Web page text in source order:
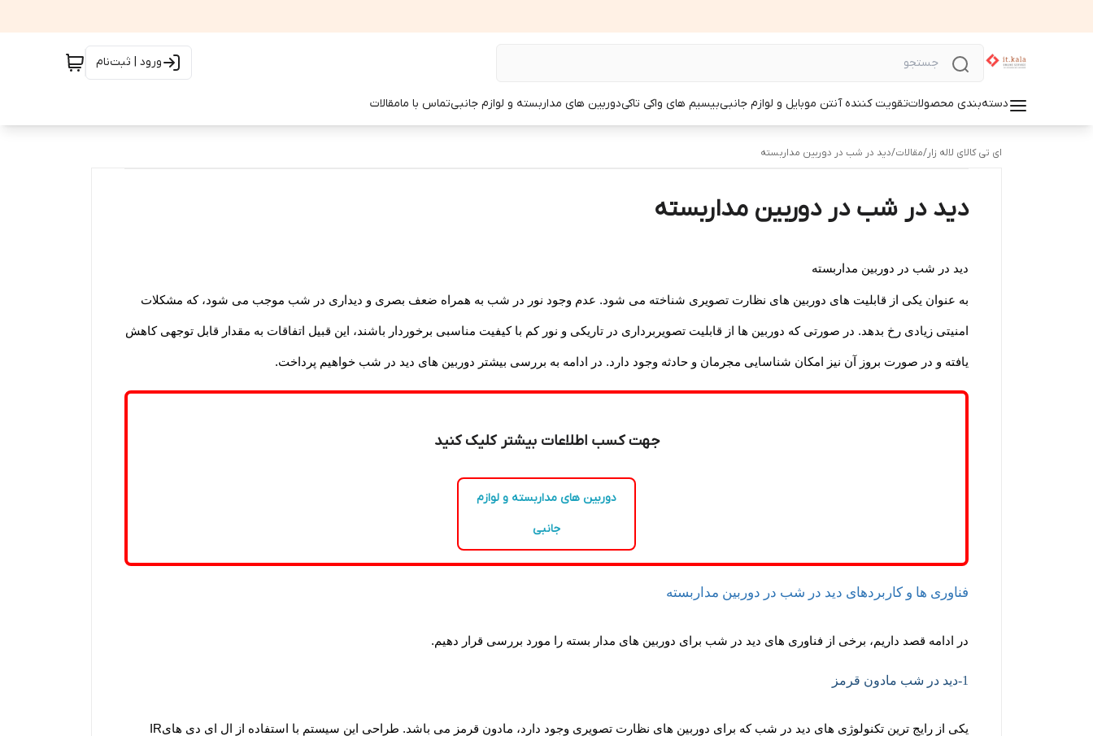
ورود | ثبت‌نام
دسته‌بندی محصولاتتقویت کننده آنتن موبایل و لوازم جانبیبیسیم های واکی تاکیدوربین های مداربسته و لوازم جانبیتماس با مامقالات
ای تی کالای لاله زار/مقالات/دید در شب در دوربین مداربسته
دید در شب در دوربین مداربسته
دید در شب در دوربین مداربسته
به عنوان یکی از قابلیت های دوربین های نظارت تصویری شناخته می شود. عدم وجود نور در شب به همراه ضعف بصری و دیداری در شب موجب می شود، که مشکلات
امنیتی زیادی رخ بدهد. در صورتی که دوربین ها از قابلیت تصویربرداری در تاریکی و نور کم با کیفیت مناسبی برخوردار باشند، این قبیل اتفاقات به مقدار قابل توجهی کاهش
یافته و در صورت بروز آن نیز امکان شناسایی مجرمان و حادثه وجود دارد. در ادامه به بررسی بیشتر دوربین های دید در شب خواهیم پرداخت.
جهت کسب اطلاعات بیشتر کلیک کنید
دوربین های مداربسته و لوازم
جانبی
فناوری ها و کاربردهای دید در شب در دوربین مداربسته
در ادامه قصد داریم، برخی از فناوری های دید در شب برای دوربین های مدار بسته را مورد بررسی قرار دهیم.
1-دید در شب مادون قرمز
یکی از رایج ترین تکنولوژی های دید در شب که برای دوربین های نظارت تصویری وجود دارد، مادون قرمز می باشد. طراحی این سیستم با استفاده از ال ای دی هایIR